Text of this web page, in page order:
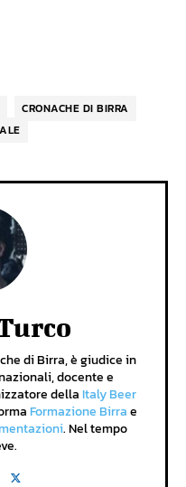
CRONACHE DI BIRRA
di Birra, è giudice in
docente e
della Italy Beer
Formazione Birrae
. Nel tempo